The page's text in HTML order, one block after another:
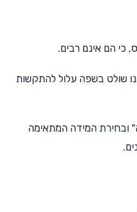
כי הם אינם רבים.
שולט בשפה עלול להתקשות
ובחירת המידה המתאימה